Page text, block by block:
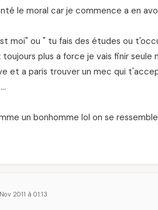
le moral car je commence a en
moi" ou " tu fais des études ou
plus a force je vais finir seule
et a paris trouver un mec qui
un bonhomme lol on se
2011 à 01:13